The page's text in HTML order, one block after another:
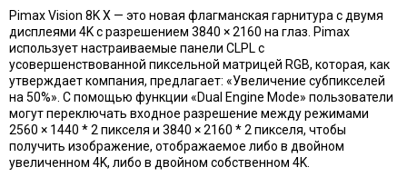
Pimax Vision 8K X — это новая флагманская гарнитура с двумя
дисплеями 4K с разрешением 3840 × 2160 на глаз. Pimax
использует настраиваемые панели CLPL с
усовершенствованной пиксельной матрицей RGB, которая, как
утверждает компания, предлагает: «Увеличение субпикселей
на 50%». С помощью функции «Dual Engine Mode» пользователи
могут переключать входное разрешение между режимами
2560 × 1440 * 2 пикселя и 3840 × 2160 * 2 пикселя, чтобы
получить изображение, отображаемое либо в двойном
увеличенном 4K, либо в двойном собственном 4K.